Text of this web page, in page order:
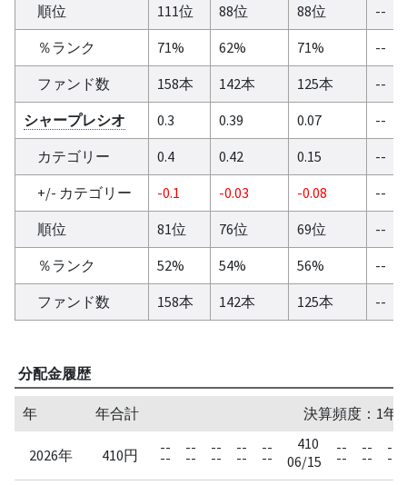
順位
111位 88位 88位
--
％ランク
71% 62% 71%
--
ファンド数
158本 142本 125本
--
シャープレシオ
0.3 0.39 0.07
--
カテゴリー
0.4 0.42 0.15
--
+/- カテゴリー
-0.1 -0.03 -0.08
--
順位
81位 76位 69位
--
％ランク
52% 54% 56%
--
ファンド数
158本 142本 125本 --
分配金履歴
年 年合計 決算頻度：1年
2026年 410円 --
--
--
--
--
--
--
--
--
--
410
06/15
--
--
--
--
--
--